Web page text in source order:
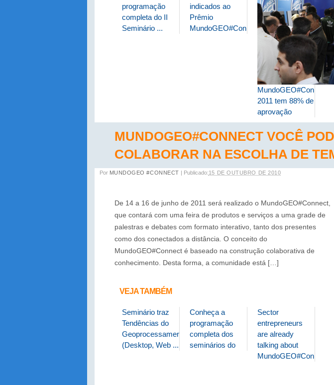
programação
completa do II
Seminário ...
indicados ao
Prêmio
MundoGEO#Connect
MundoGEO#Connect
2011 tem 88% de
aprovação
MUNDOGEO#CONNECT VOCÊ
COLABORAR NA ESCOLHA DE
Por MUNDOGEO #CONNECT | Publicado:15 DE OUTUBRO DE 2010
De 14 a 16 de junho de 2011 será realizado o MundoGEO#Connect,
que contará com uma feira de produtos e serviços a uma grade de
palestras e debates com formato interativo, tanto dos presentes
como dos conectados a distância. O conceito do
MundoGEO#Connect é baseado na construção colaborativa de
conhecimento. Desta forma, a comunidade está […]
VEJA TAMBÉM
Seminário traz
Tendências do
Geoprocessamento
(Desktop, Web ...
Conheça a
programação
completa dos
seminários do
Sector
entrepreneurs
are already
talking about
MundoGEO#Connect